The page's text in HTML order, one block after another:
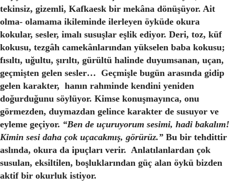
tekinsiz, gizemli, Kafkaesk bir mekâna dönüşüyor. Ait
olma- olamama ikileminde ilerleyen öyküde okura
kokular, sesler, imalı susuşlar eşlik ediyor. Deri, toz, küf
kokusu, tezgâh camekânlarından yükselen baba kokusu;
fısıltı, uğultu, şırıltı, gürültü halinde duyumsanan, uçan,
geçmişten gelen sesler… Geçmişle bugün arasında gidip
gelen karakter, hanın rahminde kendini yeniden
doğurduğunu söylüyor. Kimse konuşmayınca, onu
görmezden, duymazdan gelince karakter de susuyor ve
eyleme geçiyor. “Ben de uçuruyorum sesimi, hadi bakalım!
Kimin sesi daha çok uçacakmış, görürüz.” Bu bir tehdittir
aslında, okura da ipuçları verir. Anlatılanlardan çok
susulan, eksiltilen, boşluklarından güç alan öykü bizden
aktif bir okurluk istiyor.